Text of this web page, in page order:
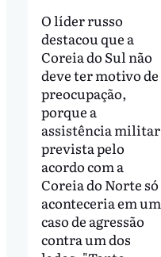
O líder russo
destacou que a
Coreia do Sul não
deve ter motivo de
preocupação,
porque a
assistência militar
prevista pelo
acordo com a
Coreia do Norte só
aconteceria em um
caso de agressão
contra um dos